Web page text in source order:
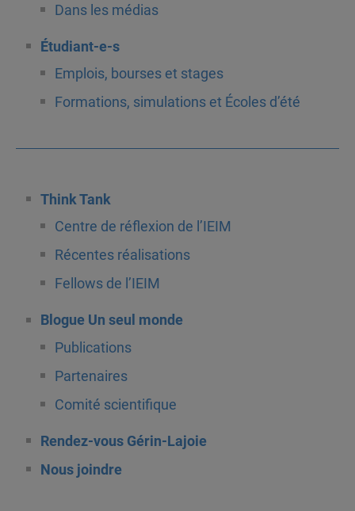
Dans les médias
Étudiant-e-s
Emplois, bourses et stages
Formations, simulations et Écoles d’été
Think Tank
Centre de réflexion de l’IEIM
Récentes réalisations
Fellows de l’IEIM
Blogue Un seul monde
Publications
Partenaires
Comité scientifique
Rendez-vous Gérin-Lajoie
Nous joindre